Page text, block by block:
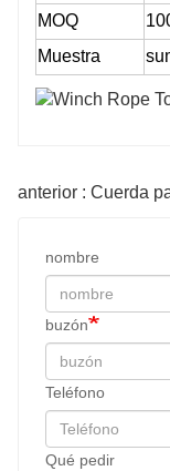
MOQ
Muestra
nombre
buzón
Teléfono
Qué pedir